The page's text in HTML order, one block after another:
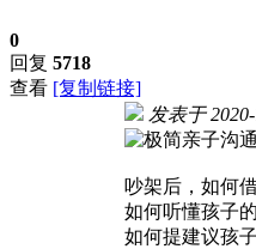
0
回复 5718
查看 [复制链接]
发表于
吵架后，如何
如何听懂孩子
如何提建议孩